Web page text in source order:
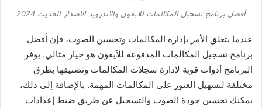
أفضل برنامج تسجيل المكالمات للايفون والاندرويد الاصدار الحديث 2024
عندما يتعلق الأمر بإدارة المكالمات وتحسين الصوت، فإن أفضل
برنامج تسجيل المكالمات المدفوعة للآيفون هو خيار مثالي. يوفر
البرنامج أدوات قوية لإدارة سجلات المكالمات وتصنيفها بطرق
مختلفة لتسهيل العثور على المكالمات المهمة. بالإضافة إلى ذلك،
يمكنك تحسين جودة الصوت والتسجيل عن طريق ضبط إعدادات